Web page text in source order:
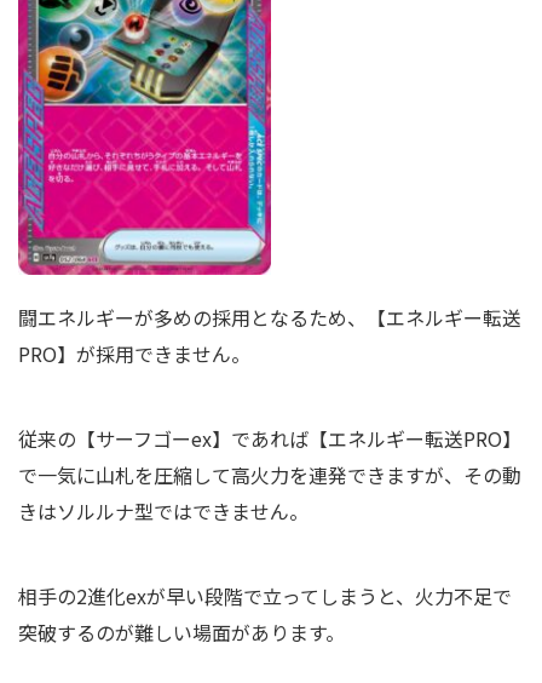
闘エネルギーが多めの採用となるため、【エネルギー転送
PRO】が採用できません。
従来の【サーフゴーex】であれば【エネルギー転送PRO】
で一気に山札を圧縮して高火力を連発できますが、その動
きはソルルナ型ではできません。
相手の2進化exが早い段階で立ってしまうと、火力不足で
突破するのが難しい場面があります。